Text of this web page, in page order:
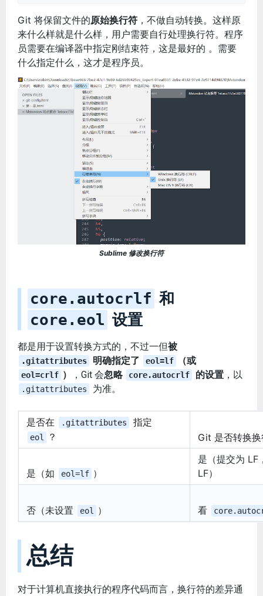
Git 将保留文件的原始换行符 ，不做自动转换。这样原
来什么样就是什么样，用户需要自行处理换行符。程序
员需要在编译器中指定刚结束符，这是最好的 。需要
什么指定什么，这才是程序员。
Sublime 修改换行符
core.autocrlf 和
core.eol 设置
都是用于设置转换方式的，不过一但被
.gitattributes 明确指定了 eol=lf （或
eol=crlf ） ，Git 会忽略 core.autocrlf 的设置 ，以
.gitattributes 为准。
是否在 .gitattributes 指定
eol ？ Git 是否转换
是（如 eol=lf ）
是（提交为 LF
LF）
否（未设置 eol ） 看
总结
对于计算机直接执行的程序代码而言，换行符的差异通